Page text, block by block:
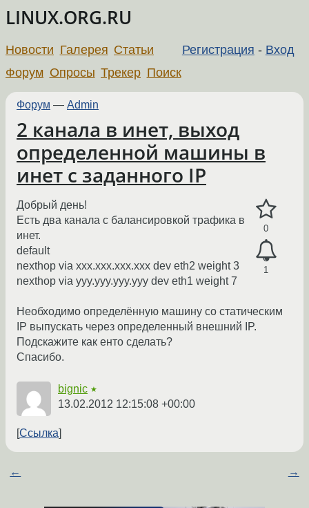
LINUX.ORG.RU
Регистрация - Вход
Новости Галерея Статьи
Форум Опросы Трекер Поиск
Форум — Admin
2 канала в инет, выход
определенной машины в
инет с заданного IP
0
1
Добрый день!
Есть два канала с балансировкой трафика в
инет.
default
nexthop via xxx.xxx.xxx.xxx dev eth2 weight 3
nexthop via yyy.yyy.yyy.yyy dev eth1 weight 7
Необходимо определённую машину со статическим
IP выпускать через определенный внешний IP.
Подскажите как енто сделать?
Спасибо.
bignic ★
13.02.2012 12:15:08 +00:00
Ссылка
← →